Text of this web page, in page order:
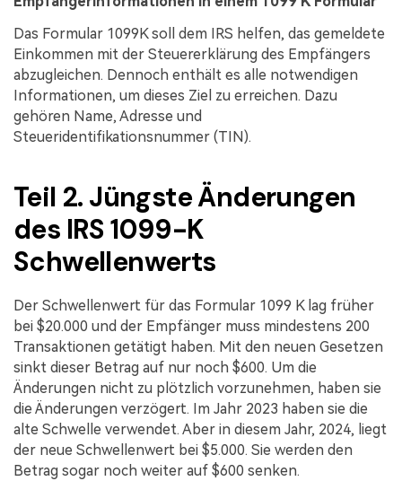
Das Formular 1099K soll dem IRS helfen, das gemeldete
Einkommen mit der Steuererklärung des Empfängers
abzugleichen. Dennoch enthält es alle notwendigen
Informationen, um dieses Ziel zu erreichen. Dazu
gehören Name, Adresse und
Steueridentifikationsnummer (TIN).
Teil 2. Jüngste Änderungen
des IRS 1099-K
Schwellenwerts
Der Schwellenwert für das Formular 1099 K lag früher
bei $20.000 und der Empfänger muss mindestens 200
Transaktionen getätigt haben. Mit den neuen Gesetzen
sinkt dieser Betrag auf nur noch $600. Um die
Änderungen nicht zu plötzlich vorzunehmen, haben sie
die Änderungen verzögert. Im Jahr 2023 haben sie die
alte Schwelle verwendet. Aber in diesem Jahr, 2024, liegt
der neue Schwellenwert bei $5.000. Sie werden den
Betrag sogar noch weiter auf $600 senken.